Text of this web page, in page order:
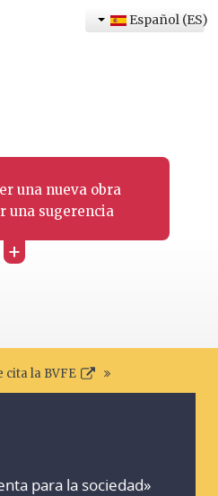
una nueva obra
una sugerencia
+
Español (ES)
cita la BVFE
para la sociedad»